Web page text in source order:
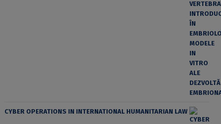
CYBER OPERATIONS IN INTERNATIONAL HUMANITARIAN LAW